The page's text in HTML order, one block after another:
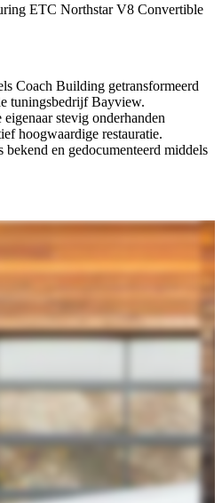
ETC Northstar V8 Convertible
Coach Building getransformeerd
tuningsbedrijf Bayview.
stevig onderhanden
hoogwaardige restauratie.
en gedocumenteerd middels